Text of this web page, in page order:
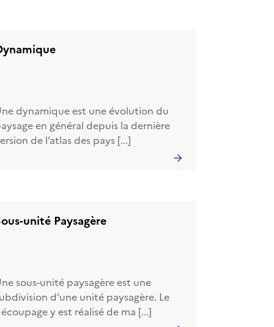
dynamique est une évolution du
en général depuis la dernière
de l’atlas des pays [...]
unité Paysagère
sous-unité paysagère est une
d’une unité paysagère. Le
y est réalisé de ma [...]